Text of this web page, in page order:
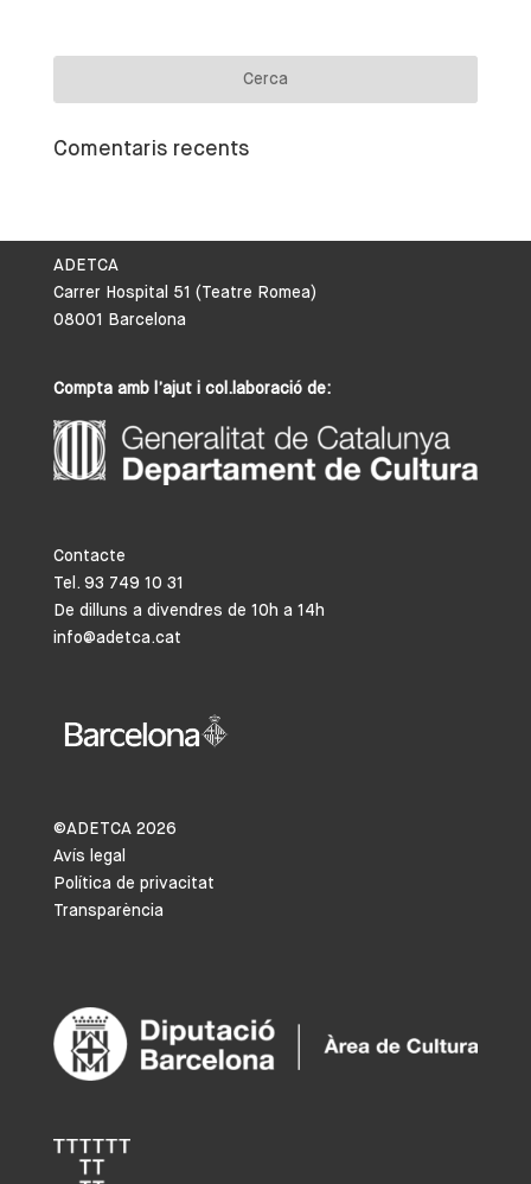
Comentaris recents
ADETCA
Carrer Hospital 51 (Teatre Romea)
08001 Barcelona
Compta amb l’ajut i col.laboració de:
Contacte
Tel. 93 749 10 31
De dilluns a divendres de 10h a 14h
info@adetca.cat
©ADETCA 2026
Avís legal
Política de privacitat
Transparència